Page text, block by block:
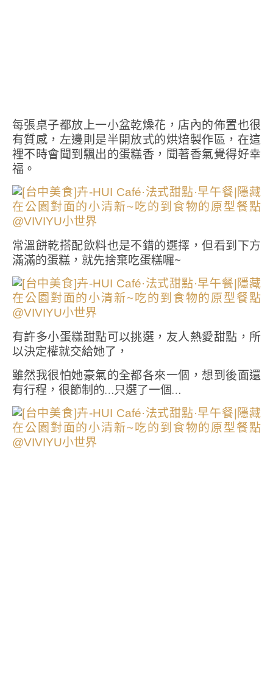
每張桌子都放上一小盆乾燥花，店內的佈置也很
有質感，左邊則是半開放式的烘焙製作區，在這
裡不時會聞到飄出的蛋糕香，聞著香氣覺得好幸
福。
常溫餅乾搭配飲料也是不錯的選擇，但看到下方
滿滿的蛋糕，就先捨棄吃蛋糕囉~
有許多小蛋糕甜點可以挑選，友人熱愛甜點，所
以決定權就交給她了，
雖然我很怕她豪氣的全都各來一個，想到後面還
有行程，很節制的…只選了一個…